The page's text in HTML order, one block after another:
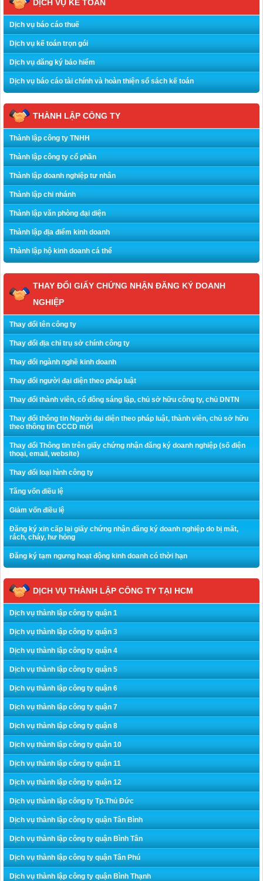
DỊCH VỤ KẾ TOÁN
Dịch vụ báo cáo thuế
Dịch vụ kế toán trọn gói
Dịch vụ đăng ký bảo hiểm
Dịch vụ báo cáo tài chính và hoàn thiện sổ sách kế toán
THÀNH LẬP CÔNG TY
Thành lập công ty TNHH
Thành lập công ty cổ phần
Thành lập doanh nghiệp tư nhân
Thành lập chi nhánh
Thành lập văn phòng đại diện
Thành lập địa điểm kinh doanh
Thành lập hộ kinh doanh cá thể
THAY ĐỔI GIẤY CHỨNG NHẬN ĐĂNG KÝ DOANH
NGHIỆP
Thay đổi tên công ty
Thay đổi địa chỉ trụ sở chính công ty
Thay đổi ngành nghề kinh doanh
Thay đổi người đại diện theo pháp luật
Thay đổi thành viên, cổ đông sáng lập, chủ sở hữu công ty, chủ DNTN
Thay đổi thông tin Người đại diện theo pháp luật, thành viên, chủ sở hữu
theo thông tin CCCD mới
Thay đổi Thông tin trên giấy chứng nhận đăng ký doanh nghiệp (số điện
thoại, email, website)
Thay đổi loại hình công ty
Tăng vốn điều lệ
Giảm vốn điều lệ
Đăng ký xin cấp lại giấy chứng nhận đăng ký doanh nghiệp do bị mất,
rách, cháy, hư hỏng
Đăng ký tạm ngưng hoạt động kinh doanh có thời hạn
DỊCH VỤ THÀNH LẬP CÔNG TY TẠI HCM
Dịch vụ thành lập công ty quận 1
Dịch vụ thành lập công ty quận 3
Dịch vụ thành lập công ty quận 4
Dịch vụ thành lập công ty quận 5
Dịch vụ thành lập công ty quận 6
Dịch vụ thành lập công ty quận 7
Dịch vụ thành lập công ty quận 8
Dịch vụ thành lập công ty quận 10
Dịch vụ thành lập công ty quận 11
Dịch vụ thành lập công ty quận 12
Dịch vụ thành lập công ty Tp.Thủ Đức
Dịch vụ thành lập công ty quận Tân Bình
Dịch vụ thành lập công ty quận Bình Tân
Dịch vụ thành lập công ty quận Tân Phú
Dịch vụ thành lập công ty quận Bình Thạnh